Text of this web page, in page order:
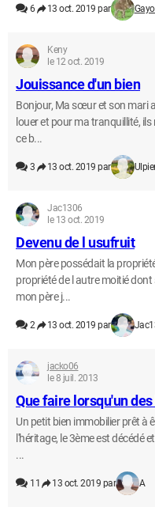
6 13 oct. 2019 par
Keny
le 12 oct. 2019
Jouissance d'un bien
Bonjour, Ma sœur et son mari
louer et pour ma tranquillité,
ce b...
3 13 oct. 2019 par
Jac1306
le 13 oct. 2019
Devenu de l usufruit
Mon père possédait la
propriété de l autre moitié
mon père j...
2 13 oct. 2019 par
jacko06
le 8 juil. 2013
Que faire lorsqu'un
Un petit bien immobilier prêt à
l'héritage, le 3ème est décédé
...
11 13 oct. 2019 par A